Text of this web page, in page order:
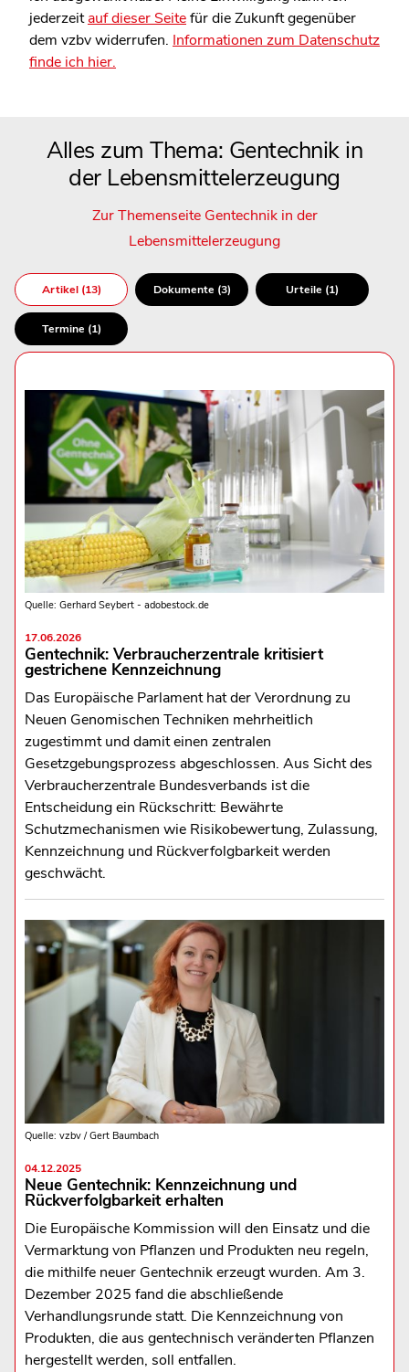
jederzeitauf dieser Seitefür die Zukunft gegenüber
dem vzbv widerrufen. Informationen zum Datenschutz
finde ich hier.
Alles zum Thema: Gentechnik in
der Lebensmittelerzeugung
Zur Themenseite Gentechnik in der
Lebensmittelerzeugung
Artikel (13) Dokumente (3) Urteile (1)
Termine (1)
Quelle: Gerhard Seybert - adobestock.de
17.06.2026
Gentechnik: Verbraucherzentrale kritisiert
gestrichene Kennzeichnung
Das Europäische Parlament hat der Verordnung zu
Neuen Genomischen Techniken mehrheitlich
zugestimmt und damit einen zentralen
Gesetzgebungsprozess abgeschlossen. Aus Sicht des
Verbraucherzentrale Bundesverbands ist die
Entscheidung ein Rückschritt: Bewährte
Schutzmechanismen wie Risikobewertung, Zulassung,
Kennzeichnung und Rückverfolgbarkeit werden
geschwächt.
Quelle: vzbv / Gert Baumbach
04.12.2025
Neue Gentechnik: Kennzeichnung und
Rückverfolgbarkeit erhalten
Die Europäische Kommission will den Einsatz und die
Vermarktung von Pflanzen und Produkten neu regeln,
die mithilfe neuer Gentechnik erzeugt wurden. Am 3.
Dezember 2025 fand die abschließende
Verhandlungsrunde statt. Die Kennzeichnung von
Produkten, die aus gentechnisch veränderten Pflanzen
hergestellt werden, soll entfallen.